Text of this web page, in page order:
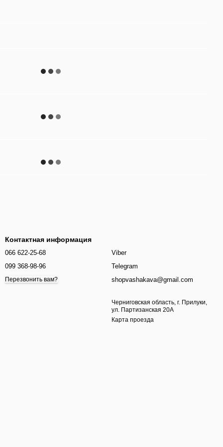
Контактная информация
066 622-25-68
099 368-98-96
Перезвонить вам?
Viber
Telegram
shopvashakava@gmail.com
Черниговская область, г. Прилуки,
ул. Партизанская 20А
Карта проезда